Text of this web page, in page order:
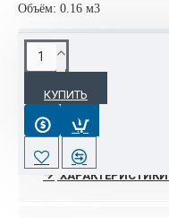
Объём: 0.16 м3
КУПИТЬ
ОПИСАНИЕ
24-дюймовый валик к
переключение между
Профессиональные
с высокой
ХАРАКТЕРИСТИКИ